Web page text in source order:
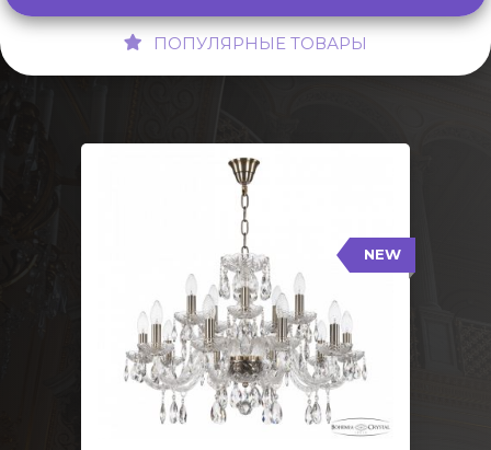
ПОПУЛЯРНЫЕ ТОВАРЫ
NEW
117/10+5/240 Pa
Тип: Стеклянный рожок
Цвет арматуры: Патина/
Кол-во ламп: 15
Диаметр: 70 см